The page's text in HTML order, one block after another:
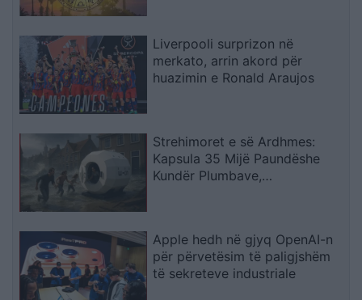
Liverpooli surprizon në
merkato, arrin akord për
huazimin e Ronald Araujos
Strehimoret e së Ardhmes:
Kapsula 35 Mijë Paundëshe
Kundër Plumbave,
Apple hedh në gjyq OpenAI-n
për përvetësim të paligjshëm
të sekreteve industriale